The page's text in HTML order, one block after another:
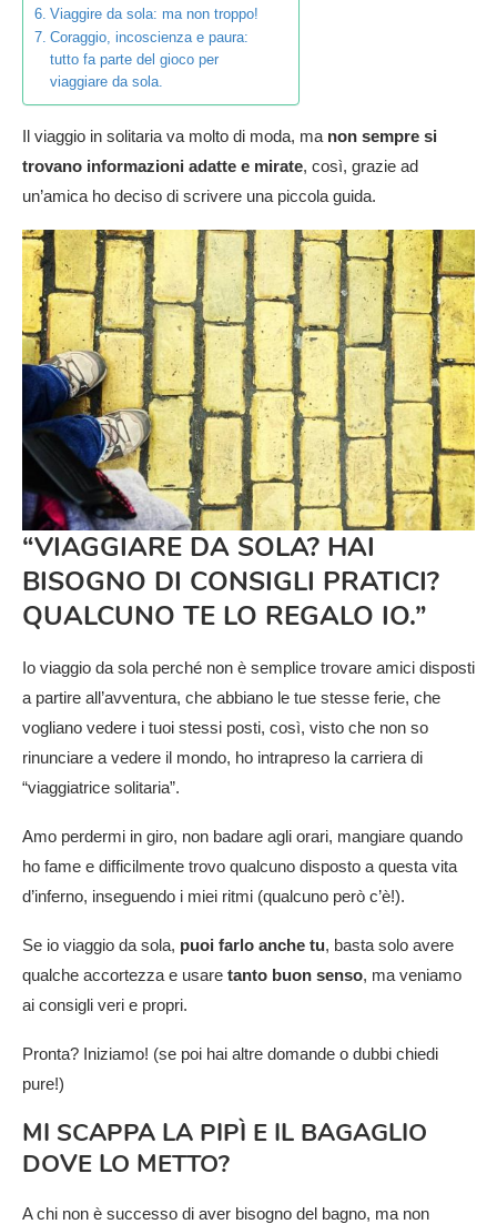
Viaggire da sola: ma non troppo!
Coraggio, incoscienza e paura:
tutto fa parte del gioco per
viaggiare da sola.
Il viaggio in solitaria va molto di moda, ma non sempre si
trovano informazioni adatte e mirate, così, grazie ad
un’amica ho deciso di scrivere una piccola guida.
“VIAGGIARE DA SOLA? HAI
BISOGNO DI CONSIGLI PRATICI?
QUALCUNO TE LO REGALO IO.”
Io viaggio da sola perché non è semplice trovare amici disposti
a partire all’avventura, che abbiano le tue stesse ferie, che
vogliano vedere i tuoi stessi posti, così, visto che non so
rinunciare a vedere il mondo, ho intrapreso la carriera di
“viaggiatrice solitaria”.
Amo perdermi in giro, non badare agli orari, mangiare quando
ho fame e difficilmente trovo qualcuno disposto a questa vita
d’inferno, inseguendo i miei ritmi (qualcuno però c’è!).
Se io viaggio da sola, puoi farlo anche tu, basta solo avere
qualche accortezza e usare tanto buon senso, ma veniamo
ai consigli veri e propri.
Pronta? Iniziamo! (se poi hai altre domande o dubbi chiedi
pure!)
MI SCAPPA LA PIPÌ E IL BAGAGLIO
DOVE LO METTO?
A chi non è successo di aver bisogno del bagno, ma non